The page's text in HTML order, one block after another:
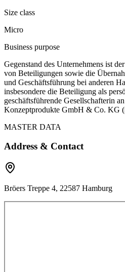
Size class
Micro
Business purpose
Gegenstand des Unternehmens ist
von Beteiligungen sowie die
und Geschäftsführung bei anderen
insbesondere die Beteiligung als
geschäftsführende Gesellschafterin
Konzeptprodukte GmbH & Co. KG
MASTER DATA
Address & Contact
Bröers Treppe 4, 22587 Hamburg